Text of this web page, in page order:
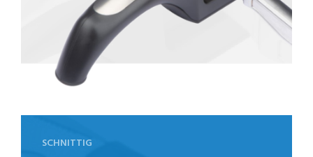
SCHNITTIG